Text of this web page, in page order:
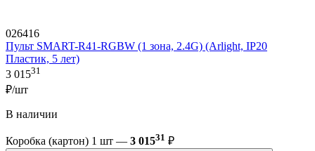
026416
Пульт SMART-R41-RGBW (1 зона, 2.4G) (Arlight, IP20
Пластик, 5 лет)
3 01531
₽/шт
В наличии
Коробка (картон) 1 шт — 3 01531 ₽